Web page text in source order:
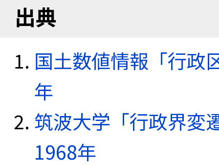
出典
国土数値情報「行政
年
筑波大学「行政界変
1968年